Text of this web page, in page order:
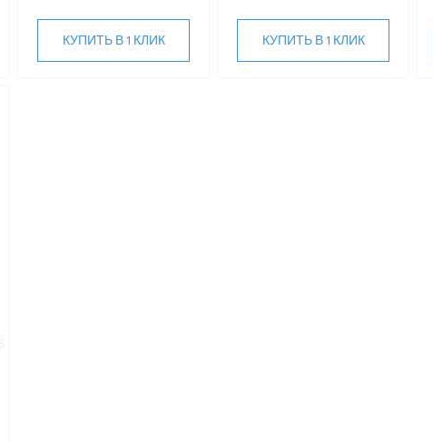
КУПИТЬ В 1 КЛИК КУПИТЬ В 1 КЛИК